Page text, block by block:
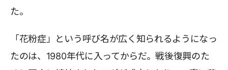
た。
「花粉症」という呼び名が広く知られるようになっ
たのは、1980年代に入ってからだ。戦後復興のた